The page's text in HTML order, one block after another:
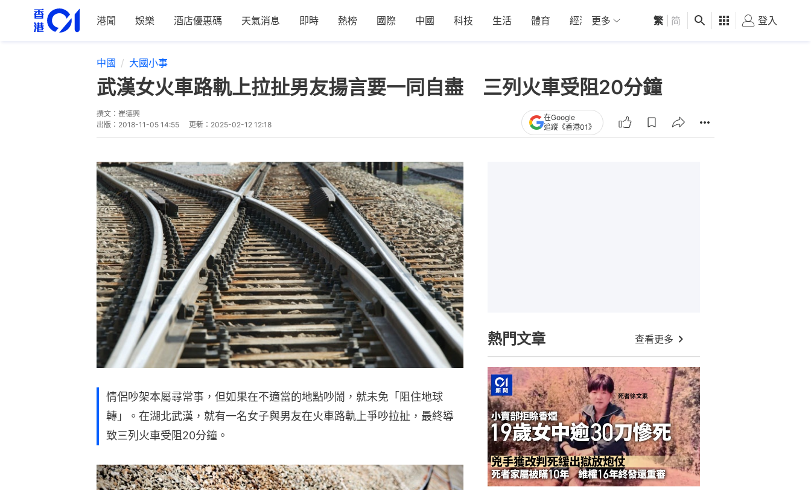
港聞 娛樂 酒店優惠碼 天氣消息 即時 熱榜 國際 中國 科技 生活 體育 經濟 01深圳 觀點 健康 好食玩飛
更多 繁 简 登入
中國 大國小事
武漢女火車路軌上拉扯男友揚言要一同自盡 三列火車受阻20分鐘
撰文： 崔德興
出版： 2018-11-05 14:55 更新： 2025-02-12 12:18
在Google
追蹤《香港01》
情侶吵架本屬尋常事，但如果在不適當的地點吵鬧，就未免「阻住地球
轉」。在湖北武漢，就有一名女子與男友在火車路軌上爭吵拉扯，最終導
致三列火車受阻20分鐘。
熱門文章 查看更多